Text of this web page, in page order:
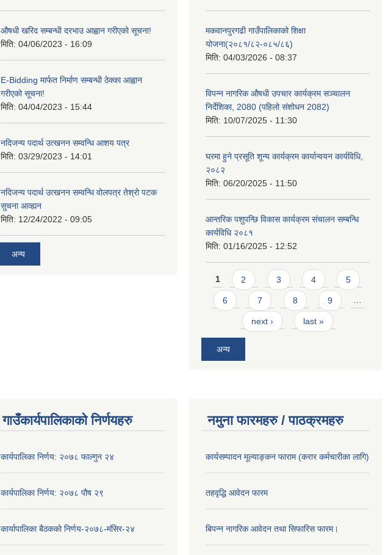
औषधी खरिद सम्बन्धी दरभाउ आह्वान गरीएको सूचना!
मिति: 04/06/2023 - 16:09
E-Bidding मार्फत निर्माण सम्बन्धी ठेक्का आह्वान
गरीएको सूचना!
मिति: 04/04/2023 - 15:44
नदिजन्य पदार्थ उत्खनन सम्वन्धि आशय पत्र
मिति: 03/29/2023 - 14:01
नदिजन्य पदार्थ उत्खनन सम्वन्धि वोलपत्र तेश्रो पटक
सुचना आव्ह्यन
मिति: 12/24/2022 - 09:05
अन्य
मकवानपुरगढी गाउँपालिकाको शिक्षा
योजना(२०८१/८२-०८५/८६)
मिति: 04/03/2026 - 08:37
विपन्न नागरिक औषधी उपचार कार्यक्रम सञ्चालन
निर्देशिका, 2080 (पहिलो संशोधन 2082)
मिति: 10/07/2025 - 11:30
घरमा हुने प्रसूति शून्य कार्यक्रम कार्यान्वयन कार्यविधि,
२०८२
मिति: 06/20/2025 - 11:50
आन्तरिक पशुपन्छि विकास कार्यक्रम संचालन सम्बन्धि
कार्यविधि २०८१
मिति: 01/16/2025 - 12:52
Pages
1 2 3 4 5
6 7 8 9 …
next › last »
अन्य
गाउँकार्यपालिकाको निर्णयहरु
कार्यपालिका निर्णय: २०७८ फाल्गुन २४
कार्यपालिका निर्णय: २०७८ पौष २९
कार्यापालिका बैठकको निर्णय-२०७८-मंसिर-२४
नमुना फारमहरु / पाठक्रमहरु
कार्यसम्पादन मूल्याङ्कन फाराम (करार कर्मचारीका लागि)
तहवृद्धि आवेदन फारम
बिपन्‍न नागरिक आवेदन तथा सिफारिस फारम।